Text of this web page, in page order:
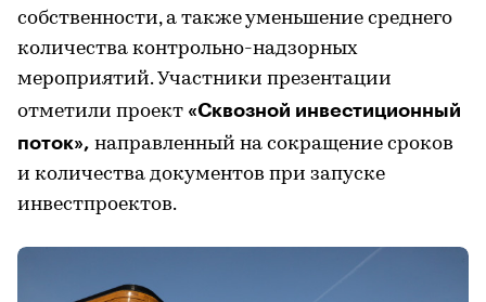
собственности, а также уменьшение среднего
количества контрольно-надзорных
мероприятий. Участники презентации
отметили проект «Сквозной инвестиционный
поток», направленный на сокращение сроков
и количества документов при запуске
инвестпроектов.